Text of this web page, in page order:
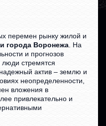
перемен рынку жилой и
города Воронежа . На
и прогнозов
люди стремятся
актив – землю и
неопределенности,
вложения в
привлекательно и